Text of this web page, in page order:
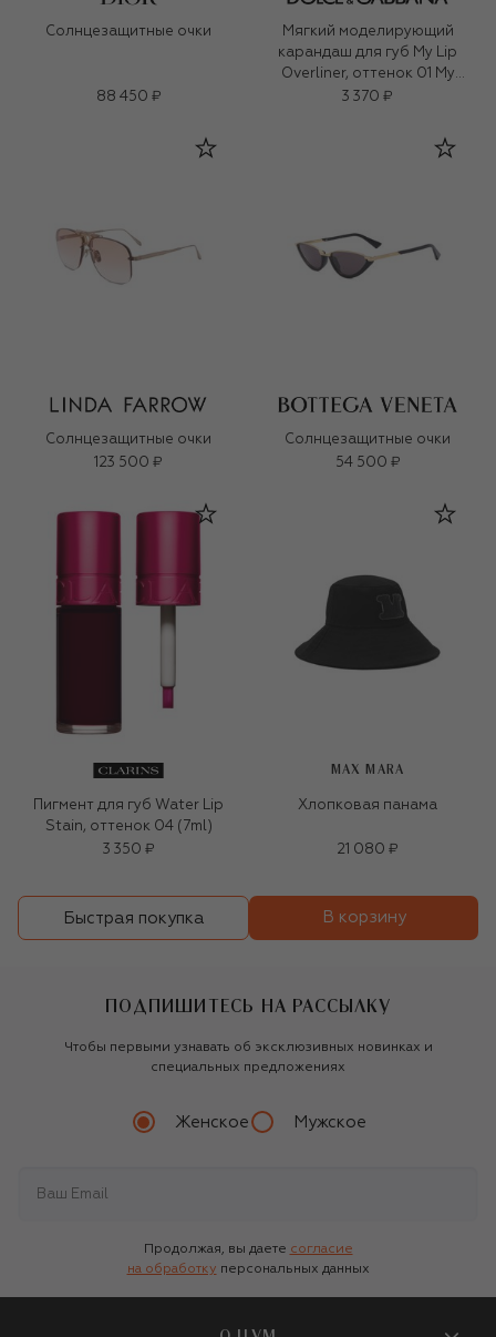
Солнцезащитные очки
88 450 ₽
Мягкий моделирующий
карандаш для губ My Lip
Overliner, оттенок 01 My
Honey Nude (1,2g)
3 370 ₽
Солнцезащитные очки
123 500 ₽
Солнцезащитные очки
54 500 ₽
Пигмент для губ Water Lip
Stain, оттенок 04 (7ml)
3 350 ₽
MAX MARA
Хлопковая панама
21 080 ₽
Быстрая покупка В корзину
ПОДПИШИТЕСЬ НА РАССЫЛКУ
Чтобы первыми узнавать об эксклюзивных новинках и
специальных предложениях
Женское Мужское
Продолжая, вы даете согласие
на обработку персональных данных